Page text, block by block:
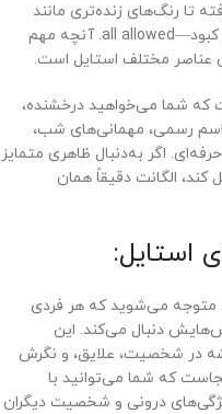
تا رنگ‌های زنده‌تری مانند
یاقوتی، زمردی، سورمه‌ای یا حتی بنفش و کبود—all allowed. آنچه مهم
مختلف استایل است.
شما می‌خواهید درخشنده،
رسمی، مهمانی‌های شب،
اگر به‌دنبال ظاهری متمایز
الگانت دقیقاً همان
استایل:
متوجه می‌شوید که هر فردی
دنبال می‌کند. این
در شخصیت، علایق، و نگرش
که شما می‌توانید با
درونی و شخصیت دیگران